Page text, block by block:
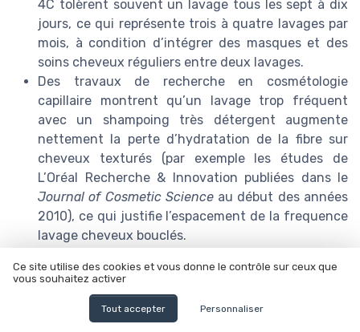
4C tolèrent souvent un lavage tous les sept à dix
jours, ce qui représente trois à quatre lavages par
mois, à condition d’intégrer des masques et des
soins cheveux réguliers entre deux lavages.
Des travaux de recherche en cosmétologie
capillaire montrent qu’un lavage trop fréquent
avec un shampoing très détergent augmente
nettement la perte d’hydratation de la fibre sur
cheveux texturés (par exemple les études de
L’Oréal Recherche & Innovation publiées dans le
Journal of Cosmetic Scienceau début des années
2010), ce qui justifie l’espacement de la frequence
lavage cheveux bouclés.
Academy of Dermatology, mises à jour autour de
2018 pour les cheveux bouclés et crépus,
suggèrent d’utiliser des nettoyants doux et
Ce site utilise des cookies et vous donne le contrôle sur ceux que
vous souhaitez activer
Tout accepter Personnaliser